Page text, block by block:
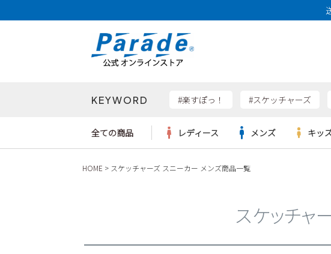
KEYWORD #楽すぽっ！ #スケッチャーズ
検索
全ての商品 レディース
スニーカー
ワークシューズ
ブーツ
ウェア
メンズ
ビジネス・ドレスシューズ
ワークシュ
ブーツ
ウェア
キッ
スクール
new balance
asics
ビジネスバッグ
ショルダーバッグ
財布
HOME スケッチャーズ スニーカー メンズ商品一覧
スケッチャ